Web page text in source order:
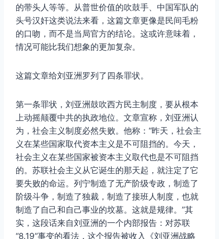
的带头人等等。从普世价值的吹鼓手、中国军队的
头号汉奸这类说法来看，这篇文章更像是民间毛粉
的口吻，而不是当局官方的结论。这或许意味着，
情况可能比我们想象的更加复杂。
这篇文章给刘亚洲罗列了四条罪状。
第一条罪状，刘亚洲鼓吹西方民主制度，要从根本
上动摇颠覆中共的执政地位。文章宣称，刘亚洲认
为，社会主义制度必然失败。他称：“昨天，社会主
义在某些国家取代资本主义是不可阻挡的。今天，
社会主义在某些国家被资本主义取代也是不可阻挡
的。苏联社会主义从它诞生的那天起，就注定了它
要失败的命运。列宁制造了无产阶级专政，制造了
阶级斗争，制造了独裁，制造了接班人制度，也就
制造了自己和自己事业的坟墓。这就是规律。”其
实，这段话来自刘亚洲的一个内部报告：对苏联
“8.19”事变的看法，这个报告被收入《刘亚洲战略